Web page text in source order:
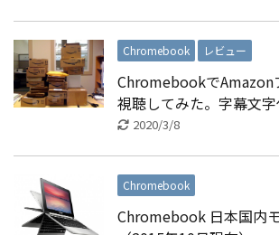
Chromebook レビュー
ChromebookでAmazon
視聴してみた。字幕文字
2020/3/8
Chromebook
Chromebook 日本国内